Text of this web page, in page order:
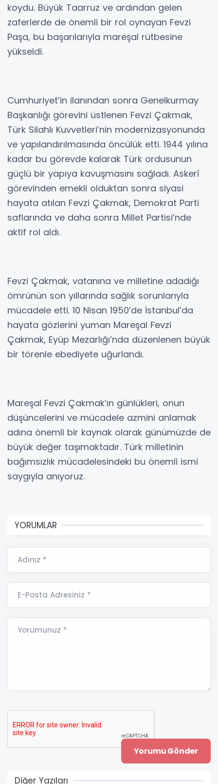
koydu. Büyük Taarruz ve ardından gelen
zaferlerde de önemli bir rol oynayan Fevzi
Paşa, bu başarılarıyla mareşal rütbesine
yükseldi.
Cumhuriyet’in ilanından sonra Genelkurmay
Başkanlığı görevini üstlenen Fevzi Çakmak,
Türk Silahlı Kuvvetleri’nin modernizasyonunda
ve yapılandırılmasında öncülük etti. 1944 yılına
kadar bu görevde kalarak Türk ordusunun
güçlü bir yapıya kavuşmasını sağladı. Askerî
görevinden emekli olduktan sonra siyasi
hayata atılan Fevzi Çakmak, Demokrat Parti
saflarında ve daha sonra Millet Partisi’nde
aktif rol aldı.
Fevzi Çakmak, vatanına ve milletine adadığı
ömrünün son yıllarında sağlık sorunlarıyla
mücadele etti. 10 Nisan 1950’de İstanbul’da
hayata gözlerini yuman Mareşal Fevzi
Çakmak, Eyüp Mezarlığı’nda düzenlenen büyük
bir törenle ebediyete uğurlandı.
Mareşal Fevzi Çakmak’ın günlükleri, onun
düşüncelerini ve mücadele azmini anlamak
adına önemli bir kaynak olarak günümüzde de
büyük değer taşımaktadır. Türk milletinin
bağımsızlık mücadelesindeki bu önemli ismi
saygıyla anıyoruz.
YORUMLAR
Adınız *
E-Posta Adresiniz *
Yorumunuz *
Diğer Yazıları